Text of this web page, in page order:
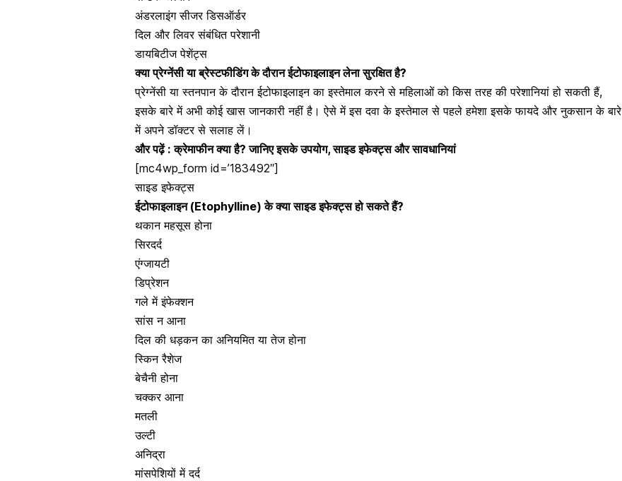
अंडरलाइंग सीजर डिसऑर्डर
दिल और लिवर संबंधित परेशानी
डायबिटीजपेशेंट्स
क्या प्रेग्नेंसी या ब्रेस्टफीडिंग के दौरान ईटोफाइलाइन लेना सुरक्षित है?
प्रेग्नेंसी यास्तनपान के दौरानईटोफाइलाइन का इस्तेमाल करने से महिलाओं को किस तरह की परेशानियां हो सकती हैं,
इसके बारे में अभी कोई खास जानकारी नहीं है। ऐसे में इस दवा के इस्तेमाल से पहले हमेशा इसके फायदे और नुकसान के बारे
में अपने डॉक्टर से सलाह लें।
और पढ़ें : क्रेमाफीन क्या है? जानिए इसके उपयोग, साइड इफेक्ट्स और सावधानियां
[mc4wp_form id=’183492″]
साइड इफेक्ट्स
ईटोफाइलाइन (Etophylline) के क्या साइड इफेक्ट्स हो सकते हैं?
थकान महसूस होना
सिरदर्द
एंग्जायटी
डिप्रेशन
गले में इंफेक्शन
सांस न आना
दिल की धड़कन का अनियमित या तेज होना
स्किन रैशेज
बेचैनी होना
चक्कर आना
मतली
उल्टी
अनिद्रा
मांसपेशियों में दर्द